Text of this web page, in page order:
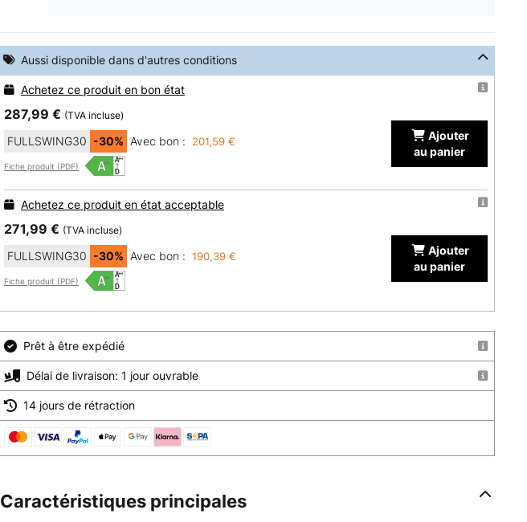
Aussi disponible dans d'autres conditions
Achetez ce produit en bon état
287,99 € (TVA incluse)
FULLSWING30 -30% Avec bon : 201,59 €
Fiche produit (PDF)
Ajouter
au panier
Achetez ce produit en état acceptable
271,99 € (TVA incluse)
FULLSWING30 -30% Avec bon : 190,39 €
Fiche produit (PDF)
Ajouter
au panier
Prêt à être expédié
Délai de livraison: 1 jour ouvrable
14 jours de rétraction
Caractéristiques principales